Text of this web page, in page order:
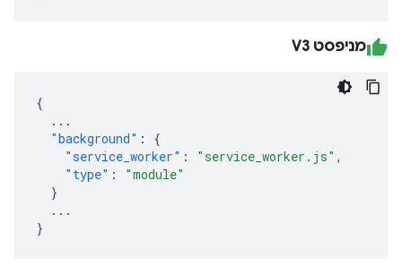
מניפסט V3
{
...
"background" :
{
"service_worker" : "service_worker.js" ,
"type" :
"module"
}
...
}